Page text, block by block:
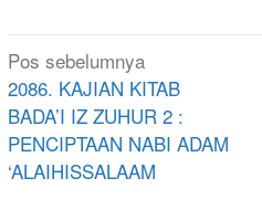
Navigasi
pos
Pos sebelumnya
2086. KAJIAN KITAB
BADA’I IZ ZUHUR 2 :
PENCIPTAAN NABI ADAM
‘ALAIHISSALAAM